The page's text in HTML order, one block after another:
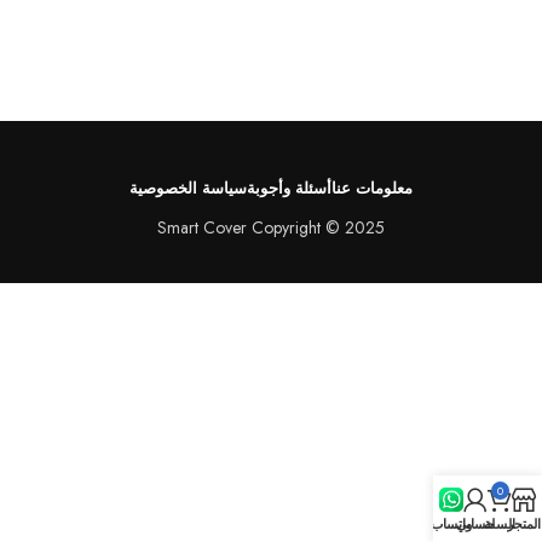
معلومات عناأسئلة وأجوبةسياسة الخصوصية
Smart Cover Copyright © 2025
المتجر
0
السلةحسابيواتساب